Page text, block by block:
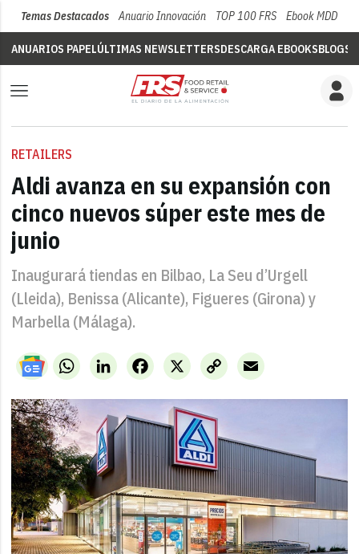
Temas Destacados Anuario Innovación TOP 100 FRS Ebook MDD
ANUARIOS PAPELÚLTIMAS NEWSLETTERSDESCARGA EBOOKSBLOGS
RETAILERS
Aldi avanza en su expansión con
cinco nuevos súper este mes de
junio
Inaugurará tiendas en Bilbao, La Seu d’Urgell
(Lleida), Benissa (Alicante), Figueres (Girona) y
Marbella (Málaga).
WhatsAppLinkedIn X
Facebook
Copy
Link
Email